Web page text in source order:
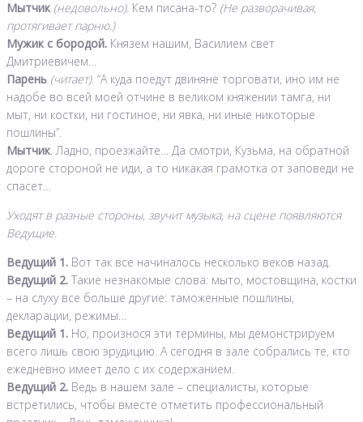
Мытчик (недовольно). Кем писана-то? (Не разворачивая,
протягивает парню.)
Мужик с бородой. Князем нашим, Василием свет
Дмитриевичем…
Парень (читает). “А куда поедут двиняне торговати, ино им не
надобе во всей моей отчине в великом княжении тамга, ни
мыт, ни костки, ни гостиное, ни явка, ни иные никоторые
пошлины”.
Мытчик. Ладно, проезжайте… Да смотри, Кузьма, на обратной
дороге стороной не иди, а то никакая грамотка от заповеди не
спасет…
Уходят в разные стороны, звучит музыка, на сцене появляются
Ведущие.
Ведущий 1. Вот так все начиналось несколько веков назад.
Ведущий 2. Такие незнакомые слова: мыто, мостовщина, костки
– на слуху все больше другие: таможенные пошлины,
декларации, режимы…
Ведущий 1. Но, произнося эти термины, мы демонстрируем
всего лишь свою эрудицию. А сегодня в зале собрались те, кто
ежедневно имеет дело с их содержанием.
Ведущий 2. Ведь в нашем зале – специалисты, которые
встретились, чтобы вместе отметить профессиональный